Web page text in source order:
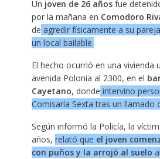
Un joven de 26 añosfue
por la mañana en Comodoro
de agredir físicamente a su
un local bailable.
El hecho ocurrió en una vivienda
avenida Polonia al 2300, en el
Cayetano, donde intervino
Comisaría Sexta tras un llamado
Según informó la Policía, la
años, relató que el joven
con puños y la arrojó al suelo